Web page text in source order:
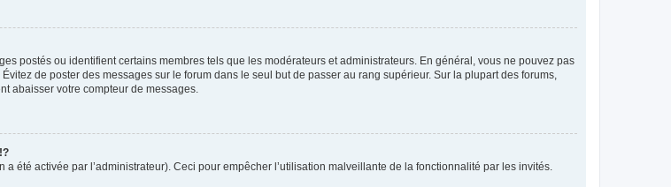
postés ou identifient certains membres tels que les modérateurs et administrateurs. En général, vous ne pouvez pas
de poster des messages sur le forum dans le seul but de passer au rang supérieur. Sur la plupart des forums,
abaisser votre compteur de messages.
été activée par l’administrateur). Ceci pour empêcher l’utilisation malveillante de la fonctionnalité par les invités.